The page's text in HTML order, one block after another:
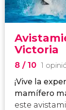
Victoria
8 / 10 1
¡Vive la
mamífero
este